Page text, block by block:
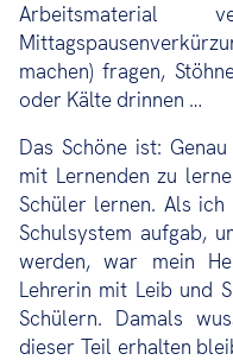
Arbeitsmaterial
machen) fragen,
oder Kälte drinnen …
Das Schöne ist:
mit Lernenden zu
Schüler lernen. Als
Schulsystem aufgab,
werden, war mein
Lehrerin mit Leib und
Schülern. Damals
dieser Teil erhalten